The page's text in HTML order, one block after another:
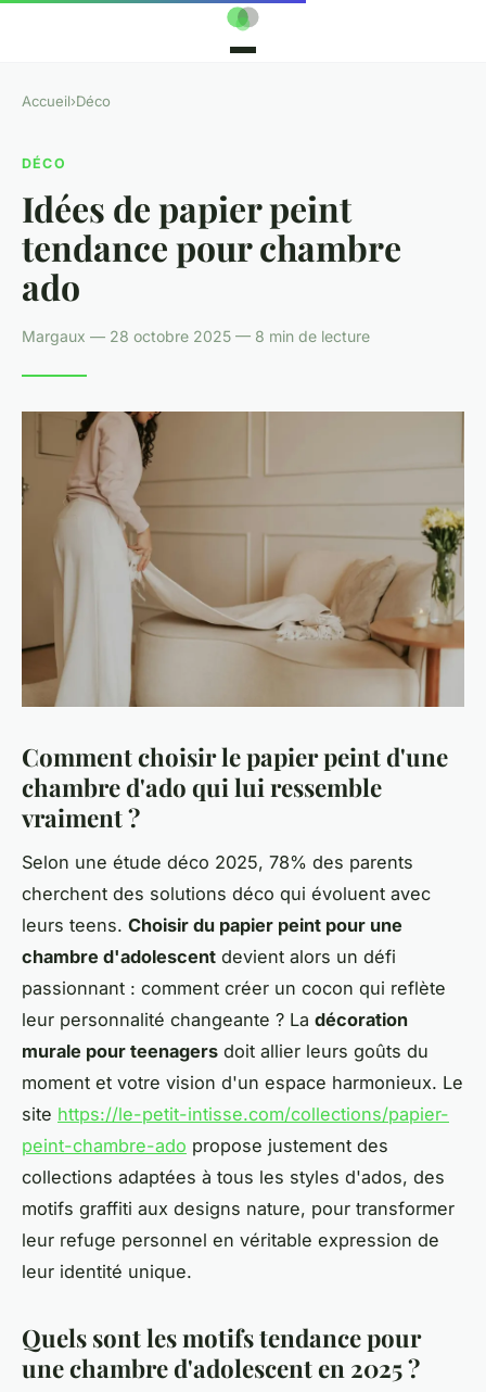
Accueil›Déco
DÉCO
Idées de papier peint
tendance pour chambre
ado
Margaux — 28 octobre 2025 — 8 min de lecture
Comment choisir le papier peint d'une
chambre d'ado qui lui ressemble
vraiment ?
Selon une étude déco 2025, 78% des parents
cherchent des solutions déco qui évoluent avec
leurs teens. Choisir du papier peint pour une
chambre d'adolescent devient alors un défi
passionnant : comment créer un cocon qui reflète
leur personnalité changeante ? La décoration
murale pour teenagers doit allier leurs goûts du
moment et votre vision d'un espace harmonieux. Le
site https://le-petit-intisse.com/collections/papier-
peint-chambre-ado propose justement des
collections adaptées à tous les styles d'ados, des
motifs graffiti aux designs nature, pour transformer
leur refuge personnel en véritable expression de
leur identité unique.
Quels sont les motifs tendance pour
une chambre d'adolescent en 2025 ?